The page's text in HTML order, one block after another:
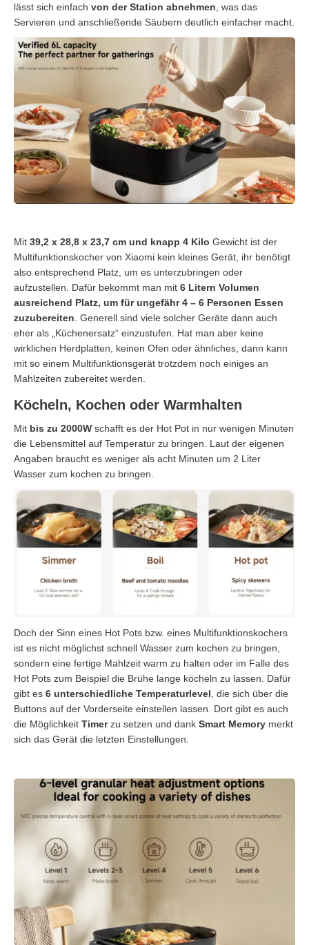
lässt sich einfach von der Station abnehmen , was das
Servieren und anschließende Säubern deutlich einfacher macht.
Mit 39,2 x 28,8 x 23,7 cm und knapp 4 Kilo Gewicht ist der
Multifunktionskocher von Xiaomi kein kleines Gerät, ihr benötigt
also entsprechend Platz, um es unterzubringen oder
aufzustellen. Dafür bekommt man mit 6 Litern Volumen
ausreichend Platz, um für ungefähr 4 – 6 Personen Essen
zuzubereiten . Generell sind viele solcher Geräte dann auch
eher als „Küchenersatz“ einzustufen. Hat man aber keine
wirklichen Herdplatten, keinen Ofen oder ähnliches, dann kann
mit so einem Multifunktionsgerät trotzdem noch einiges an
Mahlzeiten zubereitet werden.
Köcheln, Kochen oder Warmhalten
Mit bis zu 2000W schafft es der Hot Pot in nur wenigen Minuten
die Lebensmittel auf Temperatur zu bringen. Laut der eigenen
Angaben braucht es weniger als acht Minuten um 2 Liter
Wasser zum kochen zu bringen.
Doch der Sinn eines Hot Pots bzw. eines Multifunktionskochers
ist es nicht möglichst schnell Wasser zum kochen zu bringen,
sondern eine fertige Mahlzeit warm zu halten oder im Falle des
Hot Pots zum Beispiel die Brühe lange köcheln zu lassen. Dafür
gibt es 6 unterschiedliche Temperaturlevel , die sich über die
Buttons auf der Vorderseite einstellen lassen. Dort gibt es auch
die Möglichkeit Timerzu setzen und dank Smart Memory merkt
sich das Gerät die letzten Einstellungen.